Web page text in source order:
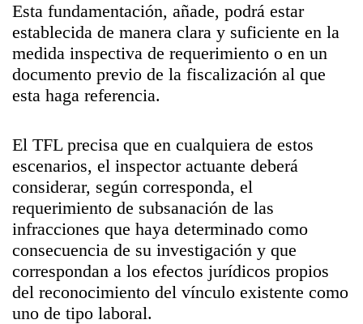
Esta fundamentación, añade, podrá estar
establecida de manera clara y suficiente en la
medida inspectiva de requerimiento o en un
documento previo de la fiscalización al que
esta haga referencia.
El TFL precisa que en cualquiera de estos
escenarios, el inspector actuante deberá
considerar, según corresponda, el
requerimiento de subsanación de las
infracciones que haya determinado como
consecuencia de su investigación y que
correspondan a los efectos jurídicos propios
del reconocimiento del vínculo existente como
uno de tipo laboral.